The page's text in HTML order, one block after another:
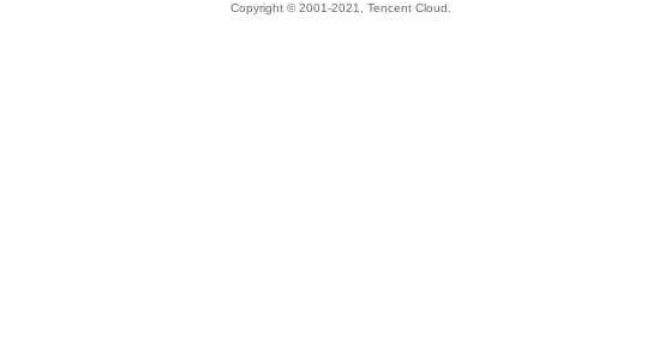
Copyright © 2001-2021, Tencent Cloud.